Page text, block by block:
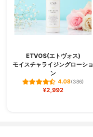
ETVOS(エトヴォス)
モイスチャライジングローショ
ン
4.08(386)
¥2,992